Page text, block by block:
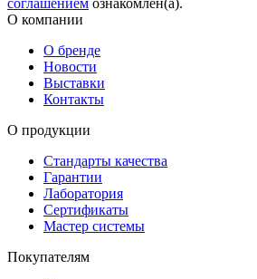
соглашением ознакомлен(а).
О компании
О бренде
Новости
Выставки
Контакты
О продукции
Стандарты качества
Гарантии
Лаборатория
Сертификаты
Мастер системы
Покупателям